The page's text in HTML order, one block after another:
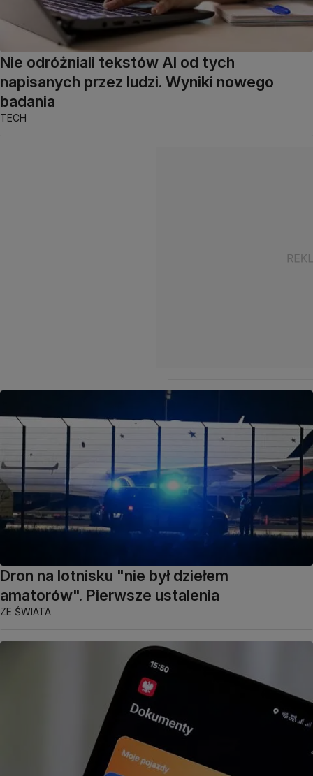
Nie odróżniali tekstów AI od tych
napisanych przez ludzi. Wyniki nowego
badania
TECH
Dron na lotnisku "nie był dziełem
amatorów". Pierwsze ustalenia
ZE ŚWIATA